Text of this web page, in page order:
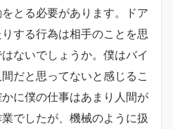
とる必要があります。ドア
する行為は相手のことを思
ないでしょうか。僕はバイ
だと思ってないと感じるこ
に僕の仕事はあまり人間が
でしたが、機械のように扱